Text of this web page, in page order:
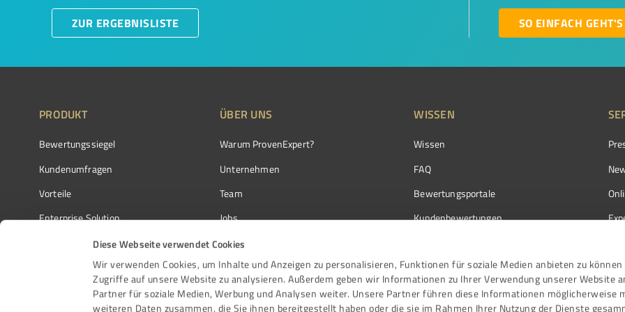
Diese Webseite verwendet Cookies
Wir verwenden Cookies, um Inhalte und Anzeigen zu personalisieren, Funktionen für soziale Medien anbieten zu können
Zugriffe auf unsere Website zu analysieren. Außerdem geben wir Informationen zu Ihrer Verwendung unserer Website
Partner für soziale Medien, Werbung und Analysen weiter. Unsere Partner führen diese Informationen möglicherweise
weiteren Daten zusammen, die Sie ihnen bereitgestellt haben oder die sie im Rahmen Ihrer Nutzung der Dienste
ZUR ERGEBNISLISTE SO EINFACH GEHT'S
PRODUKT
Bewertungssiegel
Kundenumfragen
Vorteile
Enterprise Solution
Partnerprogramm
Auszeichnungen
ÜBER UNS
Warum ProvenExpert?
Unternehmen
Team
Jobs
Kundenstimmen
Kontakt
WISSEN
Wissen
FAQ
Bewertungsportale
Kundenbewertungen
Bewertungs­richtlinien
Events